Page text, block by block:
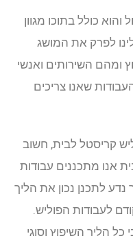
והוא כולל בתוכו מגוון
לפרק את המושג
ומהם השירותים ואנשי
שאנו צריכים
קריסטל לבית, חשוב
אנו מתכננים עבודות
לתכנן נכון את הליך
לעבודות הפוליש.
הליך השיפוץ וסוגי